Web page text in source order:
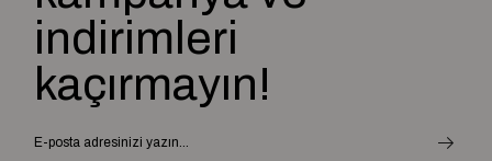
indirimleri
kaçırmayın!